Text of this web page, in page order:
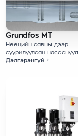
Grundfos MT
Нөөцийн савны дээр
суурилуулсан насоснууд
Дэлгэрэнгүй